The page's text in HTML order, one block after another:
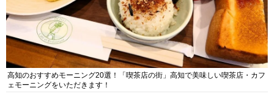
高知のおすすめモーニング20選！「喫茶店の街」高知で美味しい喫茶店・カフ
ェモーニングをいただきます！